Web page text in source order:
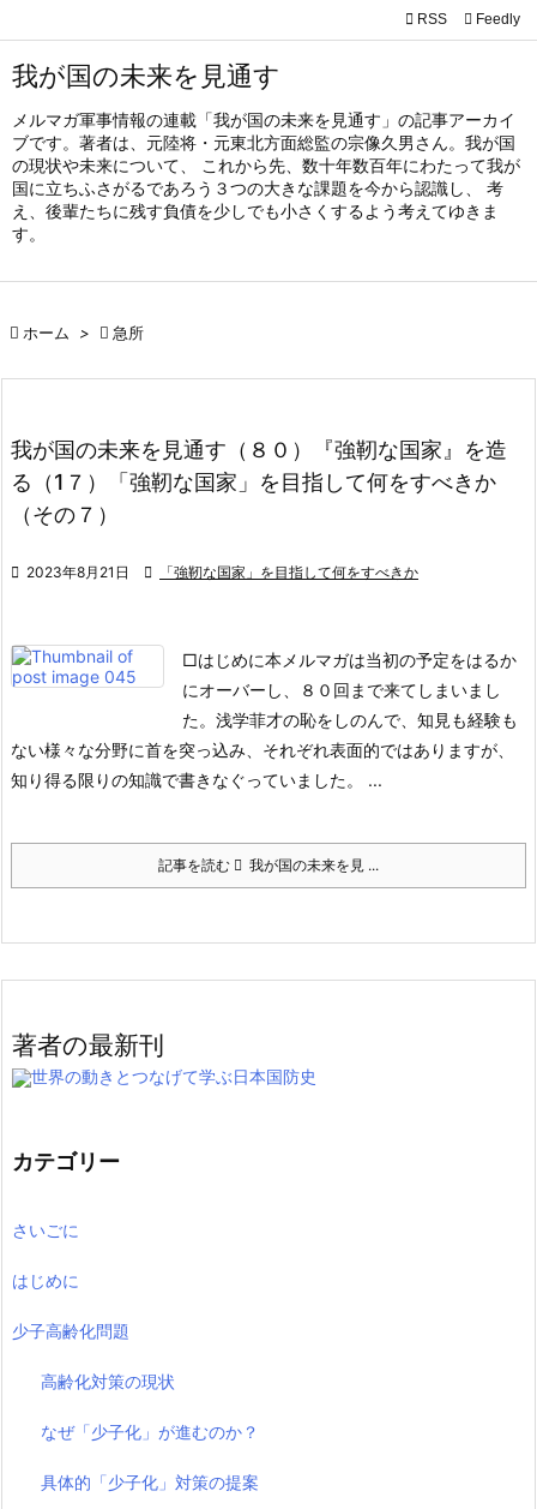
我が国の未来を見通す
メルマガ軍事情報の連載「我が国の未来を見通す」の記事アーカイ
ブです。著者は、元陸将・元東北方面総監の宗像久男さん。我が国
の現状や未来について、 これから先、数十年数百年にわたって我が
国に立ちふさがるであろう３つの大きな課題を今から認識し、 考
え、後輩たちに残す負債を少しでも小さくするよう考えてゆきま
す。

サイド

前へ
 RSS Feedly
 ホーム >  急所
我が国の未来を見通す（８０）『強靭な国家』を造
る（1７）「強靭な国家」を目指して何をすべきか
（その７）
 2023年8月21日  「強靭な国家」を目指して何をすべきか
□はじめに本メルマガは当初の予定をはるか
にオーバーし、８０回まで来てしまいまし
た。浅学菲才の恥をしのんで、知見も経験も
ない様々な分野に首を突っ込み、それぞれ表面的ではありますが、
知り得る限りの知識で書きなぐっていました。 ...
記事を読む 我が国の未来を見 ...
著者の最新刊
世界の動きとつなげて学ぶ日本国防史
カテゴリー
さいごに
はじめに
少子高齢化問題
高齢化対策の現状
なぜ「少子化」が進むのか？
具体的「少子化」対策の提案